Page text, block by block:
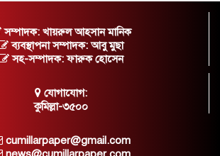
সম্পাদক: খায়রুল আহসান মানিক
ব্যবস্থাপনা সম্পাদক: আবু মুছা
সহ-সম্পাদক: ফারুক হোসেন
যোগাযোগ:
কুমিল্লা-৩৫০০
cumillarpaper@gmail.com